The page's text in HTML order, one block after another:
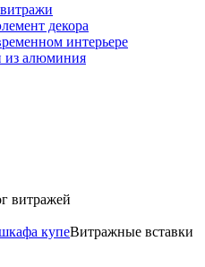
декора
интерьере
из алюминия
витражей
купеВитражные вставки